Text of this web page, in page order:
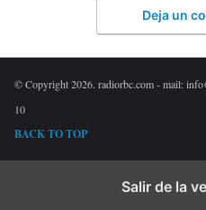
Deja un
© Copyright 2026. radiorbc.com - mail:
10
BACK TO TOP
Salir de la